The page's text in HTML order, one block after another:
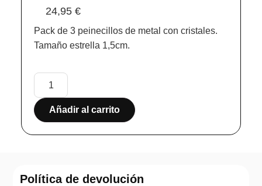
24,95€
Pack de 3 peinecillos de metal con cristales.
Tamaño estrella 1,5cm.
Añadir al carrito
Política de devolución